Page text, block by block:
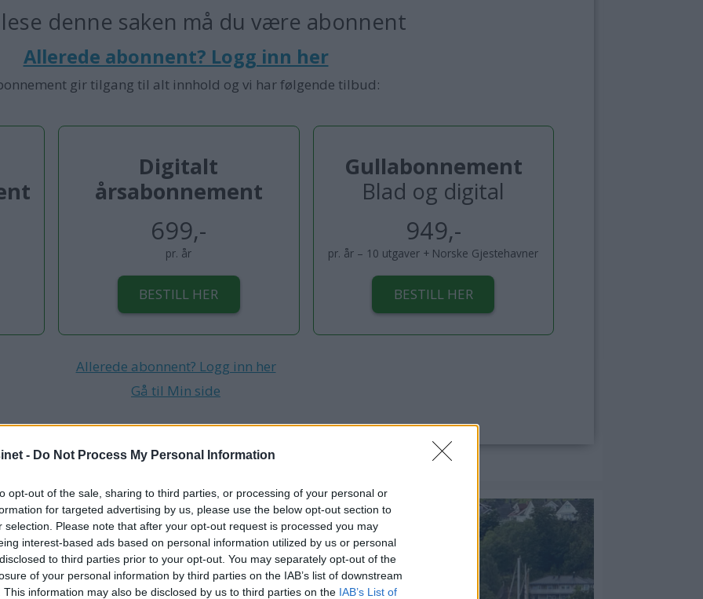
- Do Not Process My Personal Information
opt-out of the sale, sharing to third parties, or processing of your personal or
for targeted advertising by us, please use the below opt-out section to
selection. Please note that after your opt-out request is processed you may
interest-based ads based on personal information utilized by us or personal
to third parties prior to your opt-out. You may separately opt-out of the
of your personal information by third parties on the IAB’s list of downstream
This information may also be disclosed by us to third parties on the IAB’s List of
lese denne saken må du være abonnent
Allerede abonnent? Logg inn her
gir tilgang til alt innhold og vi har følgende tilbud:
Digitalt
årsabonnement
699,-
pr. år
BESTILL HER
Gullabonnement
Blad og digital
949,-
pr. år – 10 utgaver + Norske Gjestehavner
BESTILL HER
Allerede abonnent? Logg inn her
Gå til Min side